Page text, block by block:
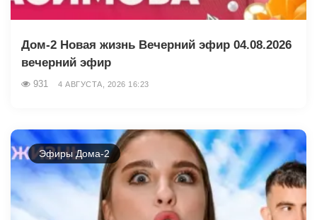
Дом-2 Новая жизнь Вечерний эфир 04.08.2026
вечерний эфир
931 4 АВГУСТА, 2026 16:23
Эфиры Дома-2